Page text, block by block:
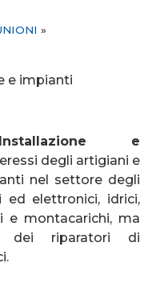
»
e
degli artigiani e
nel settore degli
ed elettronici, idrici,
e montacarichi, ma
dei riparatori di